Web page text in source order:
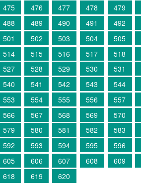
475
476 477 478 479
488
489 490 491 492
501
502 503 504 505
514
515 516 517 518
527
528 529 530 531
540
541 542 543 544
553
554 555 556 557
566
567 568 569 570
579
580 581 582 583
592
593 594 595 596
605
606 607 608 609
618
619 620